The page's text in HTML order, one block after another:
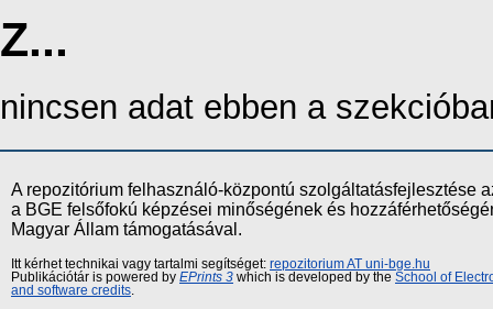
Z...
nincsen adat ebben a
A repozitórium felhasználó-központú szolgáltatásfejlesztése
a BGE felsőfokú képzései minőségének és
Magyar Állam támogatásával.
Itt kérhet technikai vagy tartalmi segítséget: repozitorium AT uni-bge.hu
Publikációtár is powered by EPrints 3 which is developed by the School of
and software credits